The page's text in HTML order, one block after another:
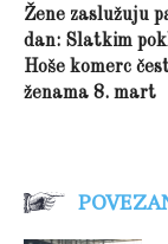
Žene zaslužuju
dan: Slatkim
Hoše komerc
ženama 8. mart